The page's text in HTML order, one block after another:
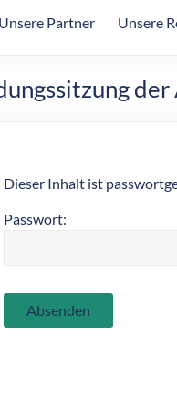
Unsere Partner Unsere
Dieser Inhalt ist
Passwort: